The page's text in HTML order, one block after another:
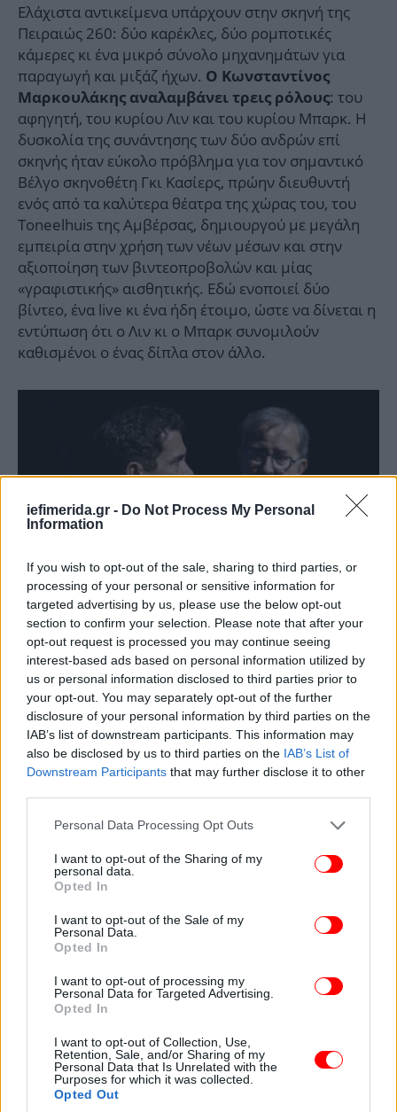
iefimerida.gr - Do Not Process My Personal
Information
If you wish to opt-out of the sale, sharing to third parties, or
processing of your personal or sensitive information for
targeted advertising by us, please use the below opt-out
section to confirm your selection. Please note that after your
opt-out request is processed you may continue seeing
interest-based ads based on personal information utilized by
us or personal information disclosed to third parties prior to
your opt-out. You may separately opt-out of the further
disclosure of your personal information by third parties on the
IAB’s list of downstream participants. This information may
also be disclosed by us to third parties on the IAB’s List of
Downstream Participants that may further disclose it to other
Please note that this website/app uses one or more Google
not limited to your visit or usage behaviour. You may click to
grant or deny consent to Google and its third-party tags to
use your data for below specified purposes in below Google
consent section.
Personal Data Processing Opt Outs
I want to opt-out of the Sharing of my
personal data.
Opted In
I want to opt-out of the Sale of my
Personal Data.
Opted In
I want to opt-out of processing my
Personal Data for Targeted Advertising.
Opted In
I want to opt-out of Collection, Use,
Retention, Sale, and/or Sharing of my
Personal Data that Is Unrelated with the
Purposes for which it was collected.
Opted Out
Ελάχιστα αντικείμενα υπάρχουν στην σκηνή της
Πειραιώς 260: δύο καρέκλες, δύο ρομποτικές
κάμερες κι ένα μικρό σύνολο μηχανημάτων για
παραγωγή και μιξάζ ήχων. Ο Κωνσταντίνος
Μαρκουλάκης αναλαμβάνει τρεις ρόλους: του
αφηγητή, του κυρίου Λιν και του κυρίου Μπαρκ. Η
δυσκολία της συνάντησης των δύο ανδρών επί
σκηνής ήταν εύκολο πρόβλημα για τον σημαντικό
Βέλγο σκηνοθέτη Γκι Κασίερς, πρώην διευθυντή
ενός από τα καλύτερα θέατρα της χώρας του, του
Toneelhuis της Αμβέρσας, δημιουργού με μεγάλη
εμπειρία στην χρήση των νέων μέσων και στην
αξιοποίηση των βιντεοπροβολών και μίας
«γραφιστικής» αισθητικής. Εδώ ενοποιεί δύο
βίντεο, ένα live κι ένα ήδη έτοιμο, ώστε να δίνεται η
εντύπωση ότι ο Λιν κι ο Μπαρκ συνομιλούν
καθισμένοι ο ένας δίπλα στον άλλο.
Οι υποκριτικές ικανότητες του Κων. Μαρκουλάκη
είναι μεγάλες και δεν δυσκολεύτηκε να
διαφοροποιήσει ερμηνευτικά τον Λιν, που δεν
καταλαβαίνει λέξη αλλά είναι απολύτως
αφοσιωμένος στην ηχητική ακρόαση της αφήγησης
του φίλου του. Ο κ. Μπαρκ, αντιθέτως, μιλάει πολύ,
έχοντας βρει τον ιδανικό, άλαλο, ακροατή. Δεν είναι
όμως εγωιστική η σχέση που τους συνδέει. Πολύ
ικανότητα των ανθρώπων να επικοινωνούν με μη-
λεκτικό τρόπο, με τον ήχο και την θερμοκρασία της
δύο λέξεις, ένα άγγιγμα στον ώμο και δύο πακέτα
τσιγάρα οι δύο μοναχικοί άνδρες, ξένοι στην ίδια
πόλη, που πενθούν για την απώλεια των πιο
αγαπημένων τους προσώπων, γίνονται φίλοι.